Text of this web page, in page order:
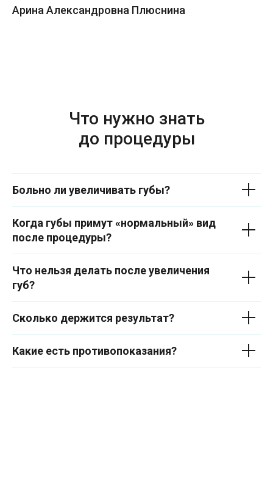
Арина Александровна Плюснина
Что нужно знать
до процедуры
Больно ли увеличивать губы?
Когда губы примут «нормальный» вид
после процедуры?
Что нельзя делать после увеличения
губ?
Сколько держится результат?
Какие есть противопоказания?